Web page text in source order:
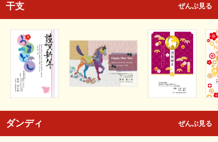
干支 ぜんぶ見る
ダンディ ぜんぶ見る